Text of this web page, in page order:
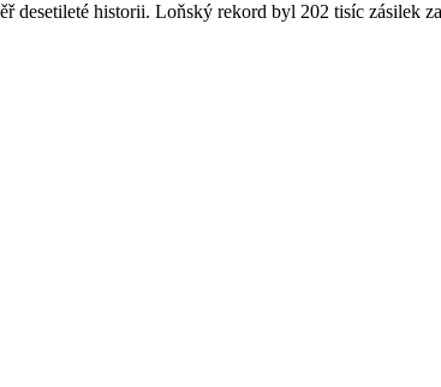
desetileté historii. Loňský rekord byl 202 tisíc zásilek